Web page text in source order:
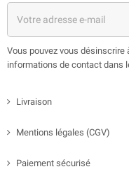
Vous pouvez vous désinscrire
informations de contact dans
Livraison
Mentions légales (CGV)
Paiement sécurisé